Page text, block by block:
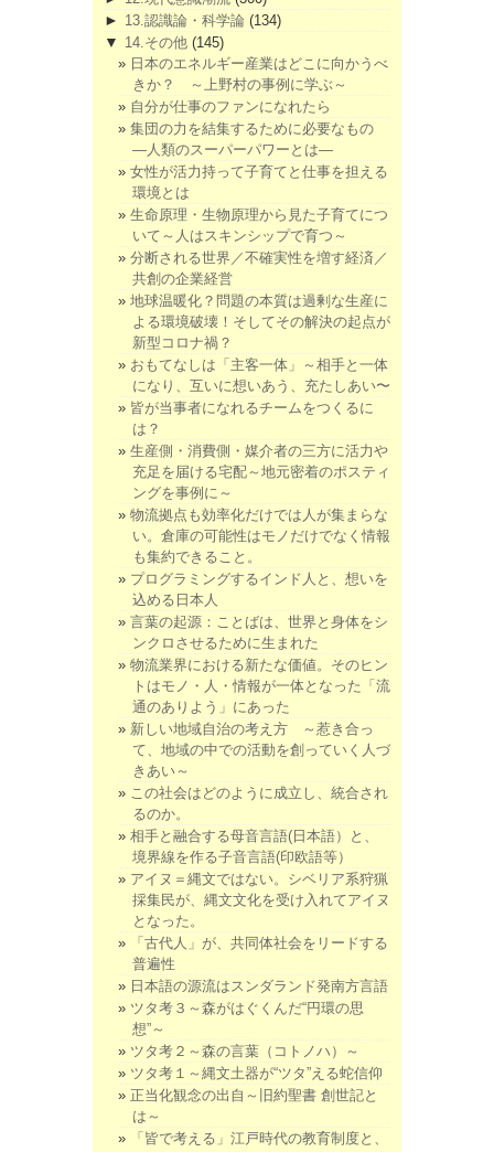
► 13.認識論・科学論 (134)
▼ 14.その他 (145)
日本のエネルギー産業はどこに向かうべ
きか？ ～上野村の事例に学ぶ～
自分が仕事のファンになれたら
集団の力を結集するために必要なもの
―人類のスーパーパワーとは―
女性が活力持って子育てと仕事を担える
環境とは
生命原理・生物原理から見た子育てにつ
いて～人はスキンシップで育つ～
分断される世界／不確実性を増す経済／
共創の企業経営
地球温暖化？問題の本質は過剰な生産に
よる環境破壊！そしてその解決の起点が
新型コロナ禍？
おもてなしは「主客一体」～相手と一体
になり、互いに想いあう、充たしあい〜
皆が当事者になれるチームをつくるに
は？
生産側・消費側・媒介者の三方に活力や
充足を届ける宅配～地元密着のポスティ
ングを事例に～
物流拠点も効率化だけでは人が集まらな
い。倉庫の可能性はモノだけでなく情報
も集約できること。
プログラミングするインド人と、想いを
込める日本人
言葉の起源：ことばは、世界と身体をシ
ンクロさせるために生まれた
物流業界における新たな価値。そのヒン
トはモノ・人・情報が一体となった「流
通のありよう」にあった
新しい地域自治の考え方 ～惹き合っ
て、地域の中での活動を創っていく人づ
きあい～
この社会はどのように成立し、統合され
るのか。
相手と融合する母音言語(日本語）と、
境界線を作る子音言語(印欧語等）
アイヌ＝縄文ではない。シベリア系狩猟
採集民が、縄文文化を受け入れてアイヌ
となった。
「古代人」が、共同体社会をリードする
普遍性
日本語の源流はスンダランド発南方言語
ツタ考３～森がはぐくんだ“円環の思
想”～
ツタ考２～森の言葉（コトノハ）～
ツタ考１～縄文土器が“ツタ”える蛇信仰
正当化観念の出自～旧約聖書 創世記と
は～
「皆で考える」江戸時代の教育制度と、